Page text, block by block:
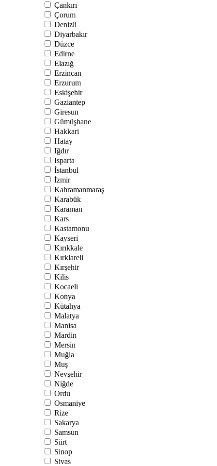
Çankırı
Çorum
Denizli
Diyarbakır
Düzce
Edirne
Elazığ
Erzincan
Erzurum
Eskişehir
Gaziantep
Giresun
Gümüşhane
Hakkari
Hatay
Iğdır
Isparta
İstanbul
İzmir
Kahramanmaraş
Karabük
Karaman
Kars
Kastamonu
Kayseri
Kırıkkale
Kırklareli
Kırşehir
Kilis
Kocaeli
Konya
Kütahya
Malatya
Manisa
Mardin
Mersin
Muğla
Muş
Nevşehir
Niğde
Ordu
Osmaniye
Rize
Sakarya
Samsun
Siirt
Sinop
Sivas